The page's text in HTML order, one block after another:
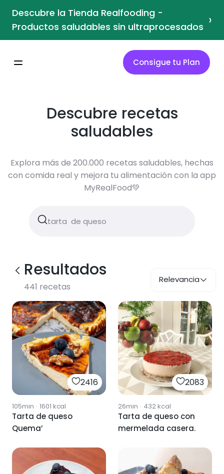
Descubre la Tienda Realfooding -
Productos saludables sin ultraprocesados ›
Consigue tu Plan
Descubre recetas
saludables
Explora más de 200.000 recetas saludables, hechas
con comida real y mejora tu alimentación con la app
MyRealFood💚
Resultados
441 recetas
Relevancia
2416
105min · 1601 kcal
Tarta de queso
Quema’
2083
26min · 432kcal
Tarta de queso con
mermelada casera.